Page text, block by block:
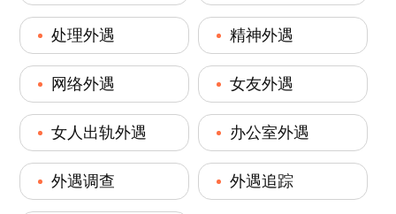
处理外遇 精神外遇
网络外遇 女友外遇
女人出轨外遇 办公室外遇
外遇调查 外遇追踪